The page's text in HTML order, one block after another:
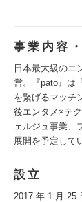
事業内容
日本最大級のエ
営。『pato』は
を繋げるマッチ
後エンタメ×テ
ェルジュ事業、
展開を予定して
設立
2017 年 1 月 25